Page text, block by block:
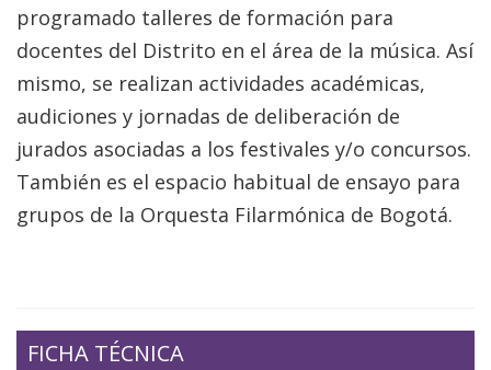
programado talleres de formación para
docentes del Distrito en el área de la música. Así
mismo, se realizan actividades académicas,
audiciones y jornadas de deliberación de
jurados asociadas a los festivales y/o concursos.
También es el espacio habitual de ensayo para
grupos de la Orquesta Filarmónica de Bogotá.
FICHA TÉCNICA